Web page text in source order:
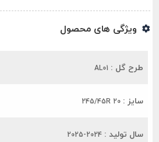
ویژگی های محصول
طرح گل : AL01
سایز : 245/45R 20
سال تولید : 2024-2025